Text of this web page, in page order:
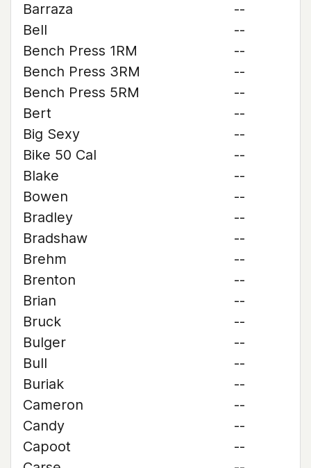
Barraza
--
Bell
--
Bench Press 1RM
--
Bench Press 3RM
--
Bench Press 5RM
--
Bert
--
Big Sexy
--
Bike 50 Cal
--
Blake
--
Bowen
--
Bradley
--
Bradshaw
--
Brehm
--
Brenton
--
Brian
--
Bruck
--
Bulger
--
Bull
--
Buriak
--
Cameron
--
Candy
--
Capoot
--